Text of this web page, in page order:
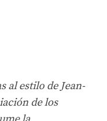
al estilo de Jean-
de los